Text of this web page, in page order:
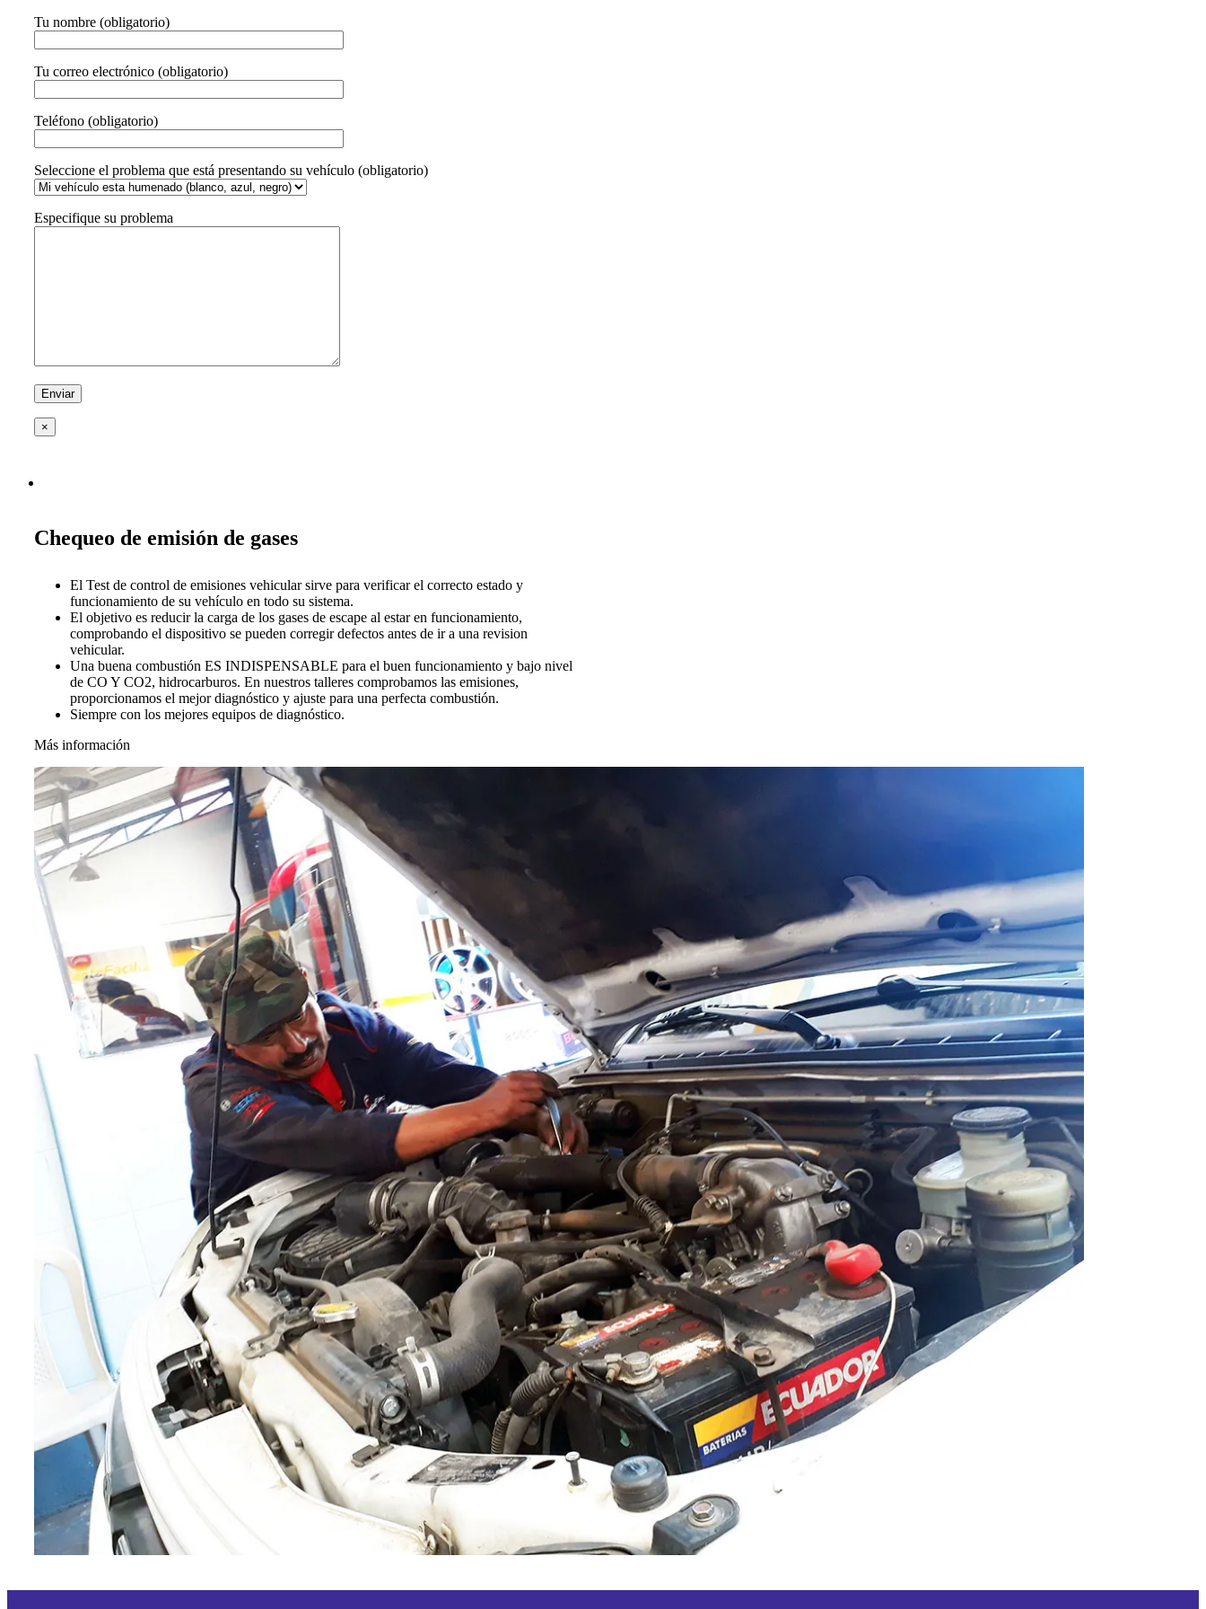
Tu nombre (obligatorio)
Tu correo electrónico (obligatorio)
Teléfono (obligatorio)
Seleccione el problema que está presentando su vehículo (obligatorio)
Especifique su problema
×
Chequeo de emisión de gases
El Test de control de emisiones vehicular sirve para verificar el correcto estado y
funcionamiento de su vehículo en todo su sistema.
El objetivo es reducir la carga de los gases de escape al estar en funcionamiento,
comprobando el dispositivo se pueden corregir defectos antes de ir a una revision
vehicular.
Una buena combustión ES INDISPENSABLE para el buen funcionamiento y bajo nivel
de CO Y CO2, hidrocarburos. En nuestros talleres comprobamos las emisiones,
proporcionamos el mejor diagnóstico y ajuste para una perfecta combustión.
Siempre con los mejores equipos de diagnóstico.
Más información